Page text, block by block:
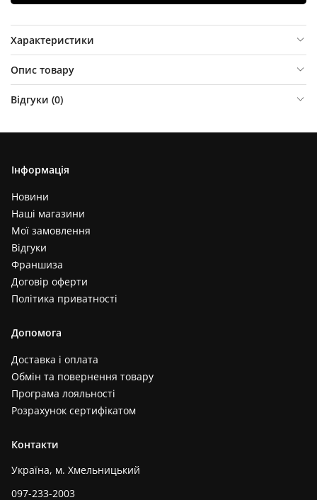
Характеристики
Опис товару
Відгуки (0)
Інформація
Новини
Наші магазини
Мої замовлення
Відгуки
Франшиза
Договір оферти
Політика приватності
Допомога
Доставка і оплата
Обмін та повернення товару
Програма лояльності
Розрахунок сертифікатом
Контакти
Україна, м. Хмельницький
097-233-2003